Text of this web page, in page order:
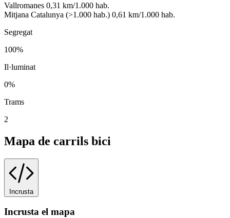
Vallromanes 0,31 km/1.000 hab.
Mitjana Catalunya (>1.000 hab.) 0,61 km/1.000 hab.
Segregat
100%
Il·luminat
0%
Trams
2
Mapa de carrils bici
Incrusta
Incrusta el mapa